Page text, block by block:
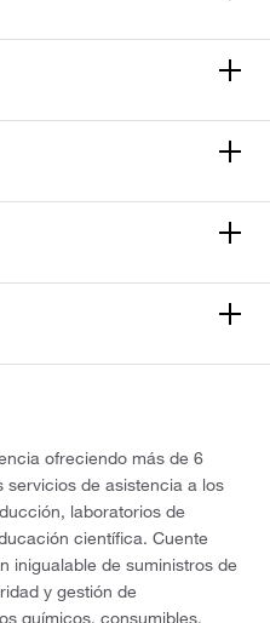
ofreciendo más de 6
servicios de asistencia a los
laboratorios de
científica. Cuente
inigualable de suministros de
y gestión de
químicos, consumibles,